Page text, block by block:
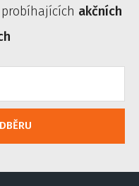
akčních